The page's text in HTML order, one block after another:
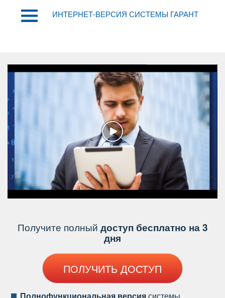
ИНТЕРНЕТ-ВЕРСИЯ СИСТЕМЫ ГАРАНТ
Получите полный доступ бесплатно на 3
дня
ПОЛУЧИТЬ ДОСТУП
Полнофункциональная версиясистемы